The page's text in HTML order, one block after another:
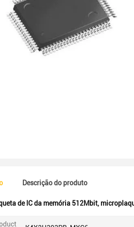
Descrição do produto
de IC da memória 512Mbit,